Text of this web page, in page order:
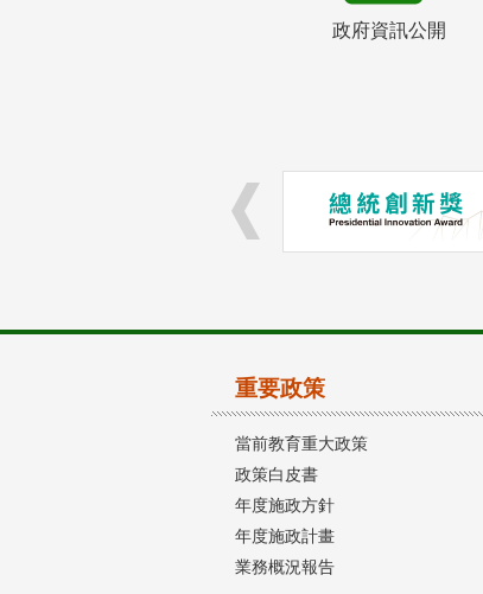
政府資訊公開
重要政策
當前教育重大政策
政策白皮書
年度施政方針
年度施政計畫
業務概況報告